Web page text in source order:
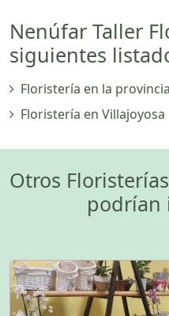
Nenúfar Taller
siguientes
Floristería en la
Floristería en Villajoyosa
Otros
podrían